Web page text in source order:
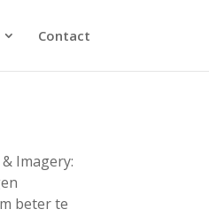
Contact
Imagery:
beter te